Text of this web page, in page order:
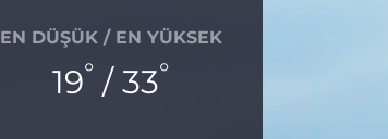
EN DÜŞÜK / EN YÜKSEK
19° / 33°